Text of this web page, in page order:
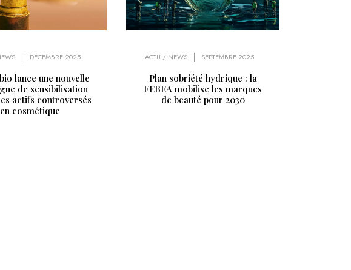
DÉCEMBRE 2025
lance une nouvelle
de sensibilisation
actifs controversés
en cosmétique
ACTU / NEWS SEPTEMBRE 2025
Plan sobriété hydrique : la
FEBEA mobilise les marques
de beauté pour 2030